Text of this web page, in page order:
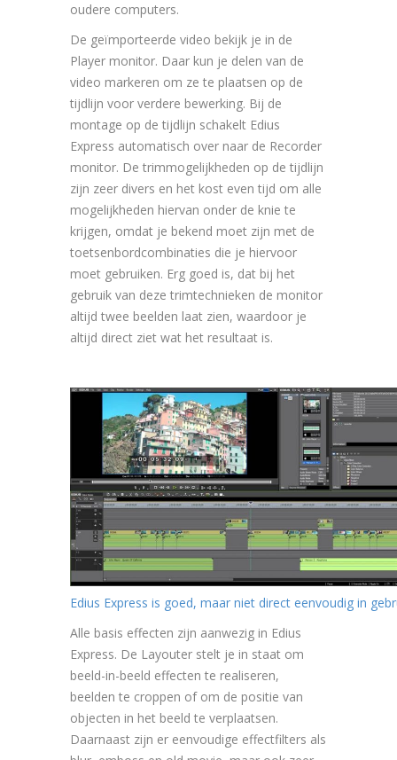
oudere computers.
De geïmporteerde video bekijk je in de
Player monitor. Daar kun je delen van de
video markeren om ze te plaatsen op de
tijdlijn voor verdere bewerking. Bij de
montage op de tijdlijn schakelt Edius
Express automatisch over naar de Recorder
monitor. De trimmogelijkheden op de tijdlijn
zijn zeer divers en het kost even tijd om alle
mogelijkheden hiervan onder de knie te
krijgen, omdat je bekend moet zijn met de
toetsenbordcombinaties die je hiervoor
moet gebruiken. Erg goed is, dat bij het
gebruik van deze trimtechnieken de monitor
altijd twee beelden laat zien, waardoor je
altijd direct ziet wat het resultaat is.
Edius Express is goed, maar niet direct eenvoudig in
Alle basis effecten zijn aanwezig in Edius
Express. De Layouter stelt je in staat om
beeld-in-beeld effecten te realiseren,
beelden te croppen of om de positie van
objecten in het beeld te verplaatsen.
Daarnaast zijn er eenvoudige effectfilters als